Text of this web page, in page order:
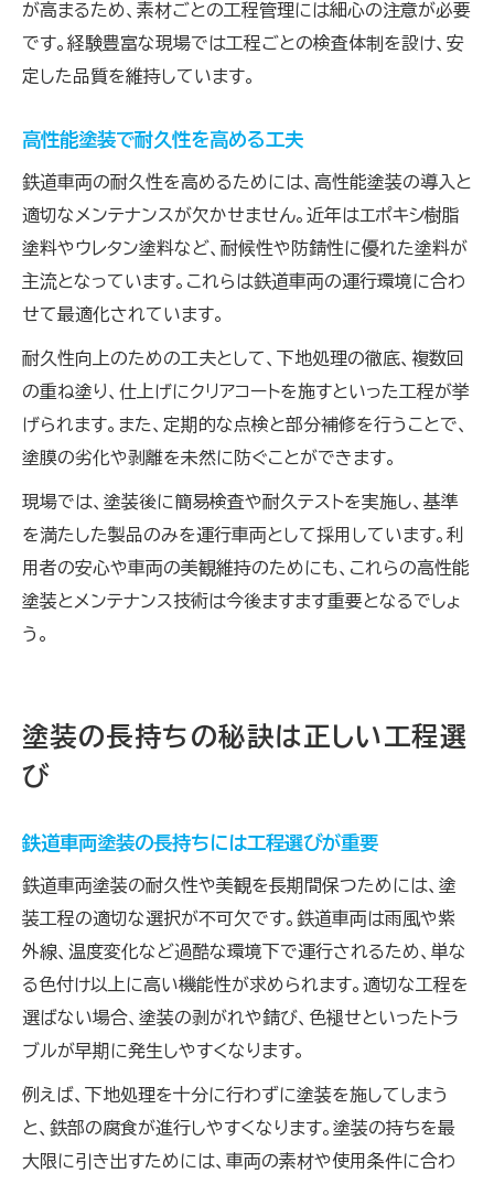
が高まるため、素材ごとの工程管理には細心の注意が必要
です。経験豊富な現場では工程ごとの検査体制を設け、安
定した品質を維持しています。
高性能塗装で耐久性を高める工夫
鉄道車両の耐久性を高めるためには、高性能塗装の導入と
適切なメンテナンスが欠かせません。近年はエポキシ樹脂
塗料やウレタン塗料など、耐候性や防錆性に優れた塗料が
主流となっています。これらは鉄道車両の運行環境に合わ
せて最適化されています。
耐久性向上のための工夫として、下地処理の徹底、複数回
の重ね塗り、仕上げにクリアコートを施すといった工程が挙
げられます。また、定期的な点検と部分補修を行うことで、
塗膜の劣化や剥離を未然に防ぐことができます。
現場では、塗装後に簡易検査や耐久テストを実施し、基準
を満たした製品のみを運行車両として採用しています。利
用者の安心や車両の美観維持のためにも、これらの高性能
塗装とメンテナンス技術は今後ますます重要となるでしょ
う。
塗装の長持ちの秘訣は正しい工程選
び
鉄道車両塗装の長持ちには工程選びが重要
鉄道車両塗装の耐久性や美観を長期間保つためには、塗
装工程の適切な選択が不可欠です。鉄道車両は雨風や紫
外線、温度変化など過酷な環境下で運行されるため、単な
る色付け以上に高い機能性が求められます。適切な工程を
選ばない場合、塗装の剥がれや錆び、色褪せといったトラ
ブルが早期に発生しやすくなります。
例えば、下地処理を十分に行わずに塗装を施してしまう
と、鉄部の腐食が進行しやすくなります。塗装の持ちを最
大限に引き出すためには、車両の素材や使用条件に合わ